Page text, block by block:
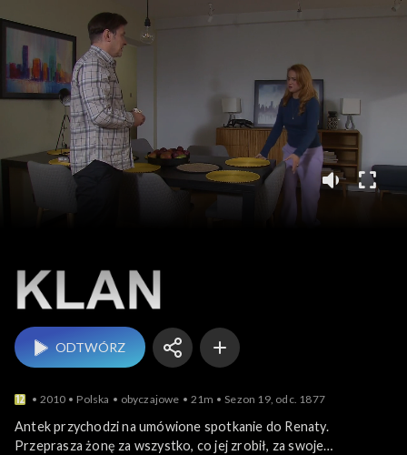
Klan
ODTWÓRZ
2010 Polska obyczajowe 21m Sezon 19, odc. 1877
Antek przychodzi na umówione spotkanie do Renaty.
Przeprasza żonę za wszystko, co jej zrobił, za swoje